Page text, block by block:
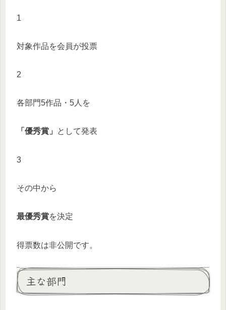
1
対象作品を会員が投票
2
各部門5作品・5人を
「優秀賞」 として発表
3
その中から
最優秀賞を決定
得票数は非公開です。
主な部門